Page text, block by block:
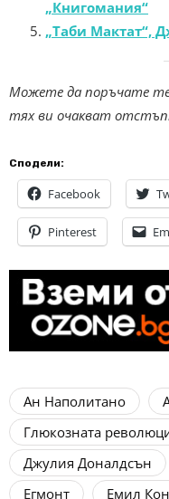
„Книгомания“
„Таби Мактат“,
Можете да поръчате
тях ви очакват
Сподели:
Facebook
Pinterest
Ан Наполитано
Глюкозната
Джулия Доналдсън
Егмонт
Емил